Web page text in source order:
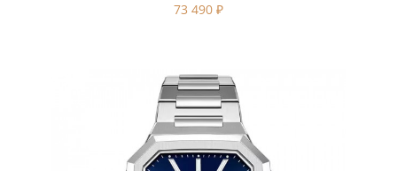
73 490 ₽